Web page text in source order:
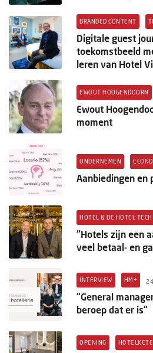
BRANDED CONTENT
Digitale guest
toekomstbeeld
leren van Hotel
EWOUT HOOGENDOORN
Ewout
moment
ONDERNEMEN
Aanbiedingen en
HOTEL & DE HOTEL TECH
"Hotels zijn een
veel betaal- en
INTERVIEW HM+
“General
beroep dat er is”
OPENING